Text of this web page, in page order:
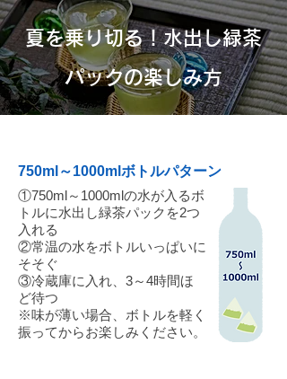
夏を乗り切る！水出し緑茶
パックの楽しみ方
750ml～1000mlボトルパターン
①750ml～1000mlの水が入るボ
トルに水出し緑茶パックを2つ
入れる
②常温の水をボトルいっぱいに
そそぐ
③冷蔵庫に入れ、3～4時間ほ
ど待つ
※味が薄い場合、ボトルを軽く
振ってからお楽しみください。